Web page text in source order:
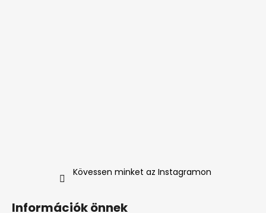
Kövessen minket az Instagramon
Információk önnek